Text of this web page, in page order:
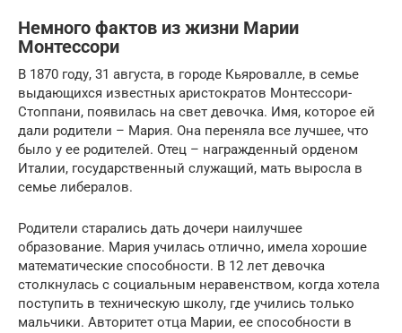
Немного фактов из жизни Марии
Монтессори
В 1870 году, 31 августа, в городе Кьяровалле, в семье
выдающихся известных аристократов Монтессори-
Стоппани, появилась на свет девочка. Имя, которое ей
дали родители – Мария. Она переняла все лучшее, что
было у ее родителей. Отец – награжденный орденом
Италии, государственный служащий, мать выросла в
семье либералов.
Родители старались дать дочери наилучшее
образование. Мария училась отлично, имела хорошие
математические способности. В 12 лет девочка
столкнулась с социальным неравенством, когда хотела
поступить в техническую школу, где учились только
мальчики. Авторитет отца Марии, ее способности в